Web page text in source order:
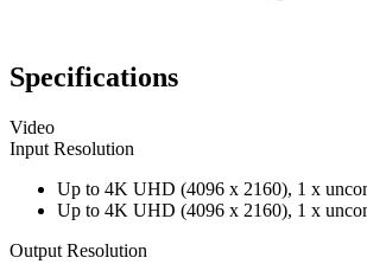
Specifications
Video
Input Resolution
Up to 4K UHD (4096 x 2160), 1 x
Up to 4K UHD (4096 x 2160), 1 x
Output Resolution